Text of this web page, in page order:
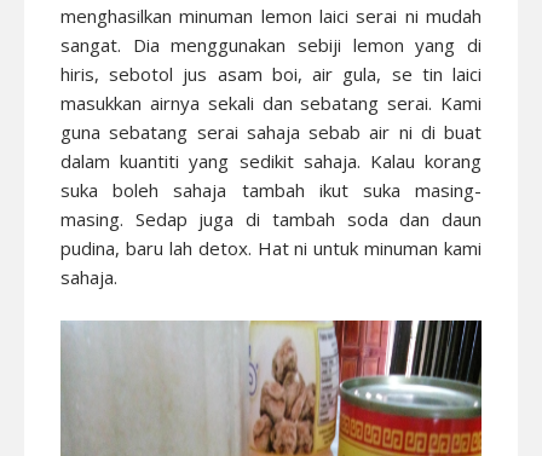
menghasilkan minuman lemon laici serai ni mudah
sangat. Dia menggunakan sebiji lemon yang di
hiris, sebotol jus asam boi, air gula, se tin laici
masukkan airnya sekali dan sebatang serai. Kami
guna sebatang serai sahaja sebab air ni di buat
dalam kuantiti yang sedikit sahaja. Kalau korang
suka boleh sahaja tambah ikut suka masing-
masing. Sedap juga di tambah soda dan daun
pudina, baru lah detox. Hat ni untuk minuman kami
sahaja.